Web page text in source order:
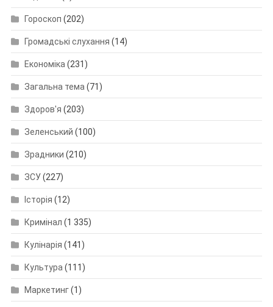
Гороскоп (202)
Громадські слухання (14)
Економіка (231)
Загальна тема (71)
Здоров'я (203)
Зеленський (100)
Зрадники (210)
ЗСУ(227)
Історія (12)
Кримінал (1 335)
Кулінарія (141)
Культура (111)
Маркетинг(1)